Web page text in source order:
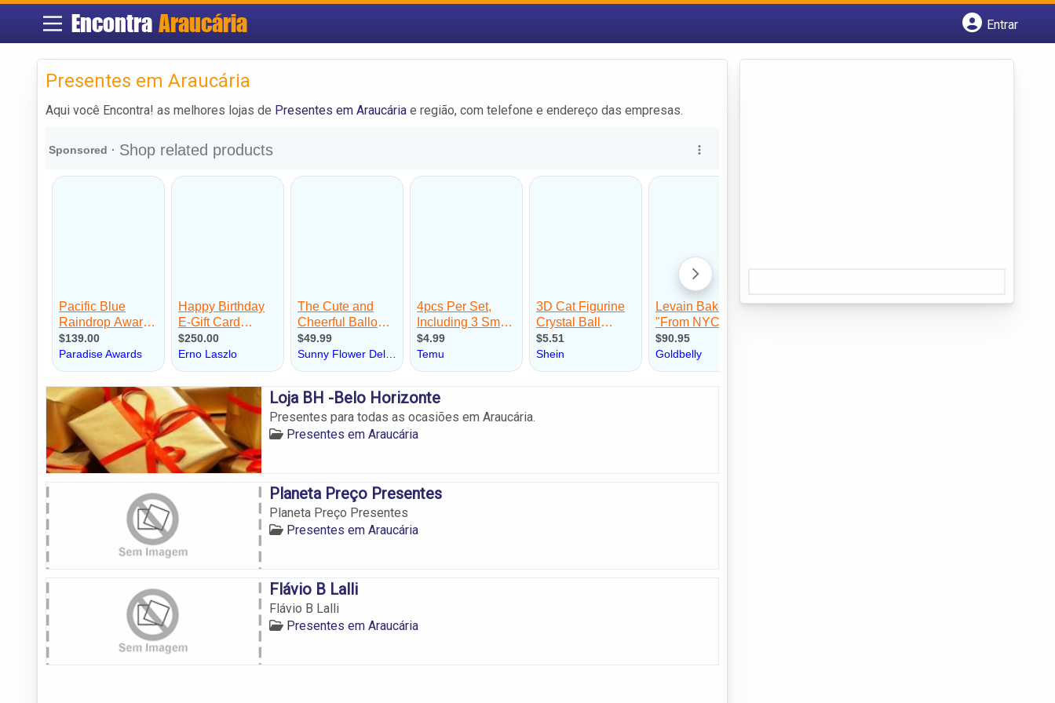
Encontra Araucária
Entrar
Presentes em Araucária
Aqui você Encontra! as melhores lojas de Presentes em Araucária e região, com telefone e endereço das empresas.
Loja BH -Belo Horizonte
Presentes para todas as ocasiões em Araucária.
Presentes em Araucária
Planeta Preço Presentes
Planeta Preço Presentes
Presentes em Araucária
Flávio B Lalli
Flávio B Lalli
Presentes em Araucária